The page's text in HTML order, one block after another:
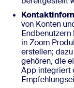
von Konten
in Zoom
erstellen;
gehören, die
App integriert